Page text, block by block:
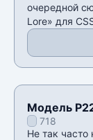
очередной
Lore» для
Модель
CSS v34
718
Не так